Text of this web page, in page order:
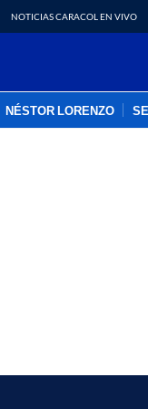
NOTICIAS CARACOL EN VIVO
NÉSTOR LORENZO